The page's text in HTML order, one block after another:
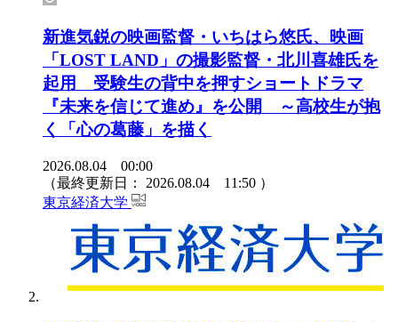
新進気鋭の映画監督・いちはら悠氏、映画
「LOST LAND」の撮影監督・北川喜雄氏を
起用 受験生の背中を押すショートドラマ
『未来を信じて進め』を公開 ～高校生が抱
く「心の葛藤」を描く
2026.08.04 00:00
（最終更新日： 2026.08.04 11:50 ）
東京経済大学